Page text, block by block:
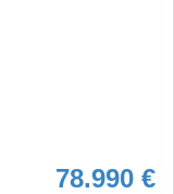
78.990 €